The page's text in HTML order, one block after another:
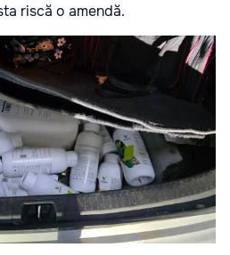
riscă o amendă.